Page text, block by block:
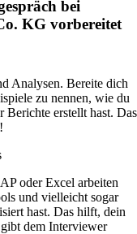
bei
KG vorbereitet
Analysen. Bereite dich
zu nennen, wie du
Berichte erstellt hast. Das
oder Excel arbeiten
und vielleicht sogar
hast. Das hilft, dein
dem Interviewer